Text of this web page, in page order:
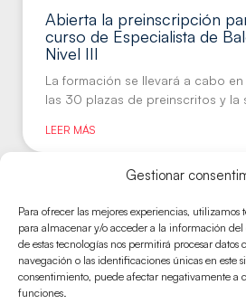
Gestionar
Para ofrecer las mejores experiencias, utilizamos
para almacenar y/o acceder a la información
de estas tecnologías nos permitirá procesar
navegación o las identificaciones únicas en este
consentimiento, puede afectar negativamente a
funciones.
Abierta la preinscripción
curso de Especialista de
Nivel III
La formación se llevará a cabo
las 30 plazas de preinscritos y la
LEER MÁS